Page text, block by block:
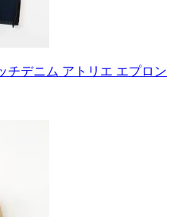
チデニム アトリエ エプロン